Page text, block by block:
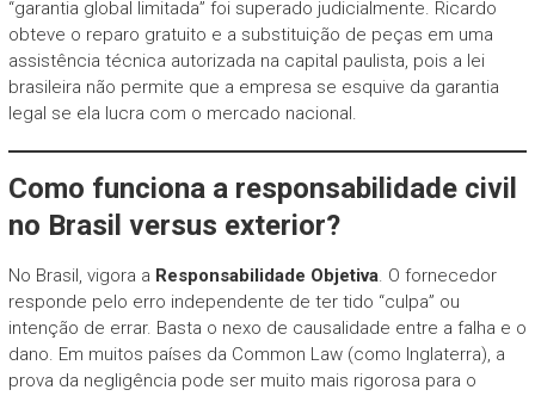
“garantia global limitada” foi superado judicialmente. Ricardo
obteve o reparo gratuito e a substituição de peças em uma
assistência técnica autorizada na capital paulista, pois a lei
brasileira não permite que a empresa se esquive da garantia
legal se ela lucra com o mercado nacional.
Como funciona a responsabilidade civil
no Brasil versus exterior?
No Brasil, vigora a Responsabilidade Objetiva. O fornecedor
responde pelo erro independente de ter tido “culpa” ou
intenção de errar. Basta o nexo de causalidade entre a falha e o
dano. Em muitos países da Common Law (como Inglaterra), a
prova da negligência pode ser muito mais rigorosa para o